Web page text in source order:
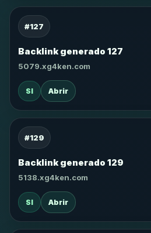
#127
Backlink generado 127
5079.xg4ken.com
SI Abrir
#129
Backlink generado 129
5138.xg4ken.com
SI Abrir